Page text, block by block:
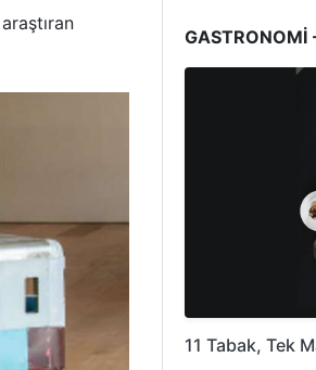
GASTRONOMİ
11 Tabak, Tek